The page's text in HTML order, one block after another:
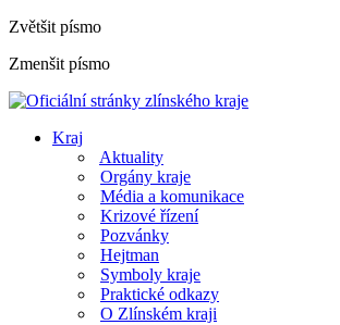
Zvětšit písmo
Zmenšit písmo
Kraj
Aktuality
Orgány kraje
Média a komunikace
Krizové řízení
Pozvánky
Hejtman
Symboly kraje
Praktické odkazy
O Zlínském kraji